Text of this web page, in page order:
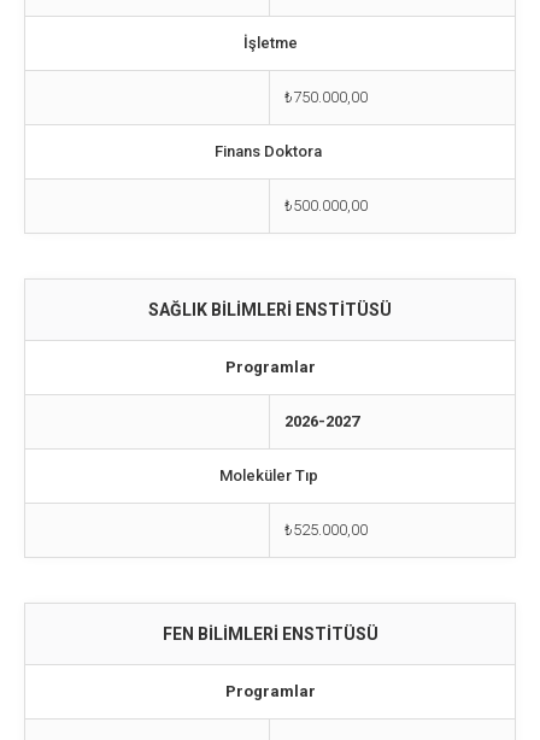
İşletme
₺750.000,00
Finans Doktora
₺500.000,00
SAĞLIK BİLİMLERİ ENSTİTÜSÜ
Programlar
2026-2027
Moleküler Tıp
₺525.000,00
FEN BİLİMLERİ ENSTİTÜSÜ
Programlar